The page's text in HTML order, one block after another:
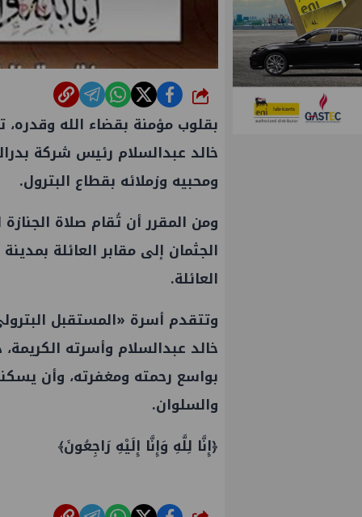
شارك
بقلوب مؤمنة بقضاء الله
خالد عبدالسلام رئيس شركة
ومحبيه وزملائه بقطاع البترول.
ومن المقرر أن تُقام صلاة
الجثمان إلى مقابر العائلة
العائلة.
وتتقدم أسرة «المستقبل
خالد عبدالسلام وأسرته
بواسع رحمته ومغفرته، وأن
والسلوان.
﴿إِنَّا لِلَّهِ وَإِنَّا إِلَيْهِ رَاجِعُونَ﴾